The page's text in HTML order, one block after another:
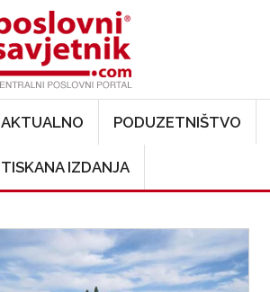
AKTUALNO PODUZETNIŠTVO
TISKANA IZDANJA